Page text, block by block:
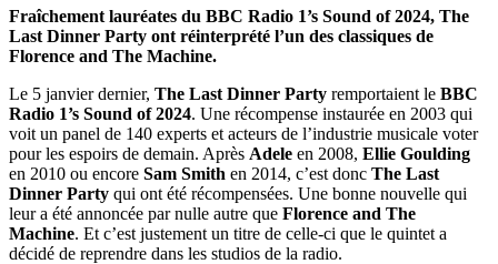
Fraîchement lauréates du BBC Radio 1’s Sound of 2024, The
Last Dinner Party ont réinterprété l’un des classiques de
Florence and The Machine.
Le 5 janvier dernier, The Last Dinner Party remportaient le BBC
Radio 1’s Sound of 2024. Une récompense instaurée en 2003 qui
voit un panel de 140 experts et acteurs de l’industrie musicale voter
pour les espoirs de demain. Après Adele en 2008, Ellie Goulding
en 2010 ou encore Sam Smith en 2014, c’est donc The Last
Dinner Party qui ont été récompensées. Une bonne nouvelle qui
leur a été annoncée par nulle autre que Florence and The
Machine. Et c’est justement un titre de celle-ci que le quintet a
décidé de reprendre dans les studios de la radio.